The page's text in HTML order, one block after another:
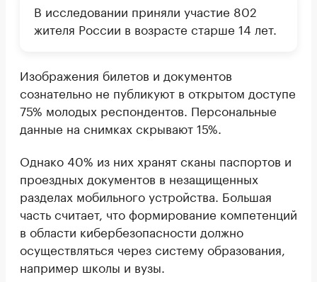
В исследовании приняли участие 802
жителя России в возрасте старше 14 лет.
Изображения билетов и документов
сознательно не публикуют в открытом доступе
75% молодых респондентов. Персональные
данные на снимках скрывают 15%.
Однако 40% из них хранят сканы паспортов и
проездных документов в незащищенных
разделах мобильного устройства. Большая
часть считает, что формирование компетенций
в области кибербезопасности должно
осуществляться через систему образования,
например школы и вузы.